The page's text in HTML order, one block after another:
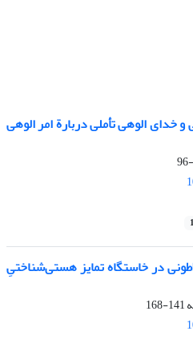
خدای الوهی تأملی دربارة امر الوهی
در خاستگاه تمایز هستی‌شناختیِ
141-168